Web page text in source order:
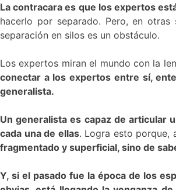
La contracara es que los expertos
hacerlo por separado. Pero, en
separación en silos es un obstáculo.
Los expertos miran el mundo con la
conectar a los expertos entre sí,
generalista.
Un generalista es capaz de articular
cada una de ellas. Logra esto porque,
fragmentado y superficial, sino de
Y, si el pasado fue la época de los